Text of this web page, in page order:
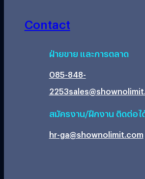
Contact
ฝ่ายขาย และการตลาด
085-848-
2253
สมัครงาน/ฝึกงาน ติดต่อไ
hr-ga@shownolimit.com